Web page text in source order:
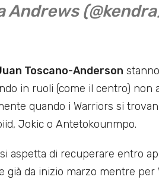
Andrews
Toscano-Anderson
in ruoli (come il centro) non
quando i Warriors si
Jokic o Antetokounmpo.
aspetta di recuperare entro
già da inizio marzo mentre per